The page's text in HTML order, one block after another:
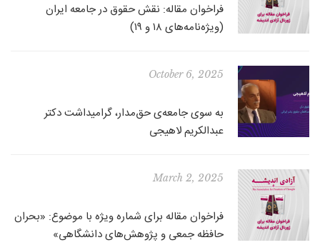
فراخوان مقاله: نقش حقوق در جامعه ایران
(ویژه‌نامه‌های ۱۸ و ۱۹)
October 6, 2025
به سوی جامعه‌ی حق‌مدار، گرامیداشت دکتر
عبدالکریم لاهیجی
March 2, 2025
فراخوان مقاله برای شماره ویژه با موضوع: «بحران
حافظه جمعی و پژوهش‌های دانشگاهی»